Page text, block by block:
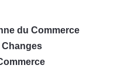
du Commerce
Changes